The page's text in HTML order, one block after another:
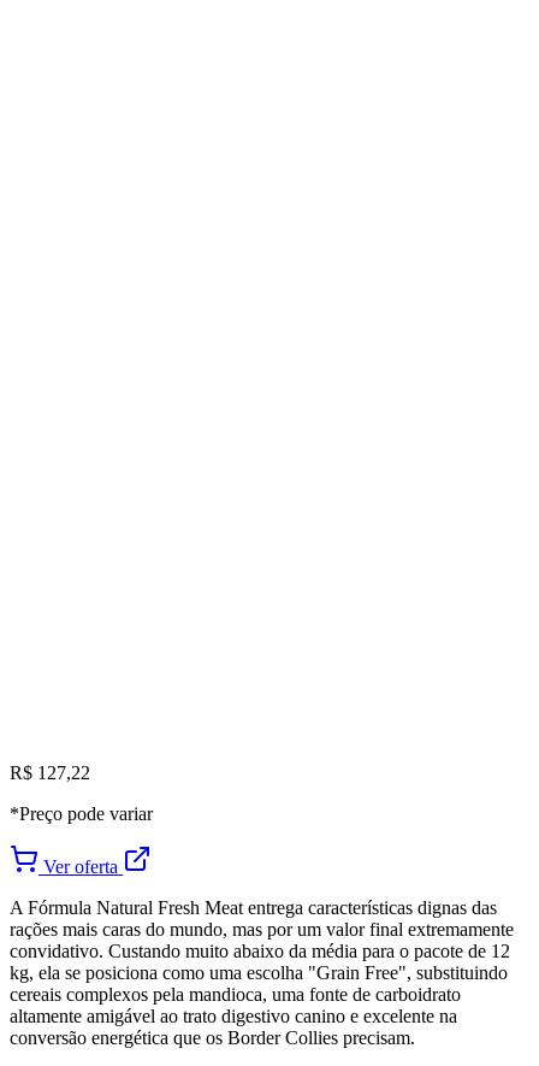
R$ 127,22
*Preço pode variar
Ver oferta
A Fórmula Natural Fresh Meat entrega características dignas das
rações mais caras do mundo, mas por um valor final extremamente
convidativo. Custando muito abaixo da média para o pacote de 12
kg, ela se posiciona como uma escolha "Grain Free", substituindo
cereais complexos pela mandioca, uma fonte de carboidrato
altamente amigável ao trato digestivo canino e excelente na
conversão energética que os Border Collies precisam.